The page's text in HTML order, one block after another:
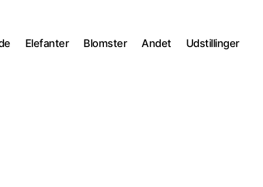
Elefanter Blomster Andet Udstillinger